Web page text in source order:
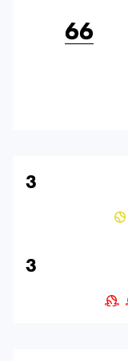
66
3
3